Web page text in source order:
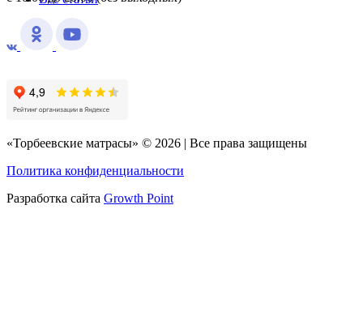
«Торбеевские матрасы» © 2026 | Все права защищены
Политика конфиденциальности
Разработка сайта Growth Point